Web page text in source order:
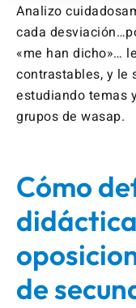
Analizo
cada
«me han dicho»…
contrastables, y le
estudiando temas
grupos de wasap.
Cómo
de